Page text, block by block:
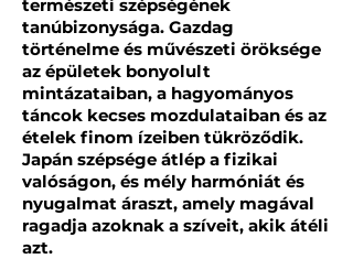
természeti szépségének
tanúbizonysága. Gazdag
történelme és művészeti öröksége
az épületek bonyolult
mintázataiban, a hagyományos
táncok kecses mozdulataiban és az
ételek finom ízeiben tükröződik.
Japán szépsége átlép a fizikai
valóságon, és mély harmóniát és
nyugalmat áraszt, amely magával
ragadja azoknak a szíveit, akik átéli
azt.